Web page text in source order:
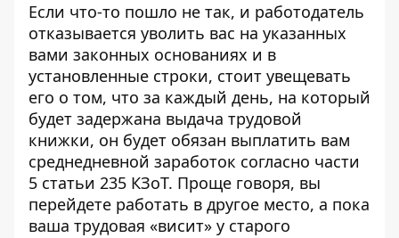
Если что-то пошло не так, и работодатель
отказывается уволить вас на указанных
вами законных основаниях и в
установленные строки, стоит увещевать
его о том, что за каждый день, на который
будет задержана выдача трудовой
книжки, он будет обязан выплатить вам
среднедневной заработок согласно части
5 статьи 235 КЗоТ. Проще говоря, вы
перейдете работать в другое место, а пока
ваша трудовая «висит» у старого